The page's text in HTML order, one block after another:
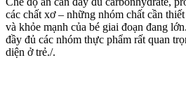
các chất xơ – những nhóm chất cần
và khỏe mạnh của bé giai đoạn đang
đầy đủ các nhóm thực phẩm rất quan
diện ở trẻ./.